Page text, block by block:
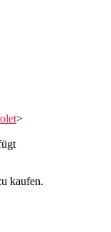
>
kaufen.